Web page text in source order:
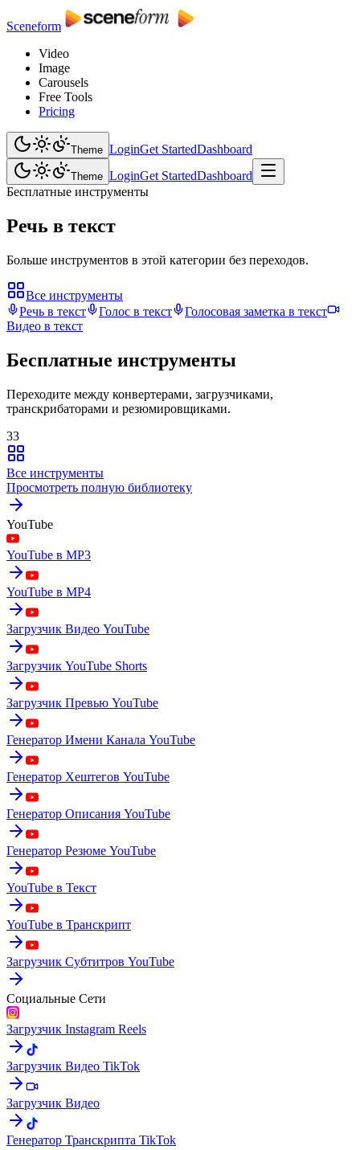
Sceneform
Video
Image
Carousels
Free Tools
Pricing
Theme LoginGet StartedDashboard
Theme LoginGet StartedDashboard
Бесплатные инструменты
Речь в текст
Больше инструментов в этой категории без переходов.
Все инструменты
Речь в текст
Голос в текст
Голосовая заметка в текст
Видео в текст
Бесплатные инструменты
Переходите между конвертерами, загрузчиками,
транскрибаторами и резюмировщиками.
33
Все инструменты
Просмотреть полную библиотеку
YouTube
YouTube в MP3
YouTube в MP4
Загрузчик Видео YouTube
Загрузчик YouTube Shorts
Загрузчик Превью YouTube
Генератор Имени Канала YouTube
Генератор Хештегов YouTube
Генератор Описания YouTube
Генератор Резюме YouTube
YouTube в Текст
YouTube в Транскрипт
Загрузчик Субтитров YouTube
Социальные Сети
Загрузчик Instagram Reels
Загрузчик Видео TikTok
Загрузчик Видео
Генератор Транскрипта TikTok